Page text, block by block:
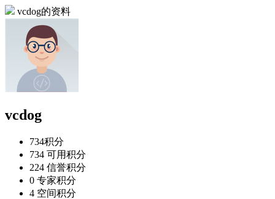
vcdog的资料
vcdog
734积分
734 可用积分
224 信誉积分
0 专家积分
4 空间积分